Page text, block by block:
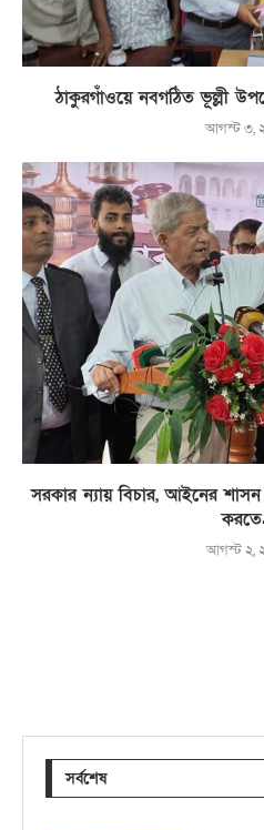
ঠাকুরগাঁওয়ে নবগঠিত ভূল্লী
আগস্ট ৩,
সরকার ন্যায় বিচার, আইনের
আগস্ট ২,
সর্বশেষ